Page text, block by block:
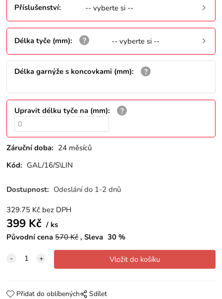
Příslušenství: -- vyberte si --
Délka tyče (mm): -- vyberte si --
Délka garnýže s koncovkami (mm):
Upravit délku tyče na (mm):
Záruční doba: 24 měsíců
Kód: GAL/16/S\LIN
Dostupnost: Odeslání do 1-2 dnů
329.75 Kč bez DPH
399 Kč
ks
Původní cena 570Kč Sleva 30 %
Přidat do oblíbených Sdílet